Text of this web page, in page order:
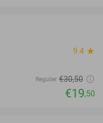
9.4 star
Regulier €30,50
€19,50